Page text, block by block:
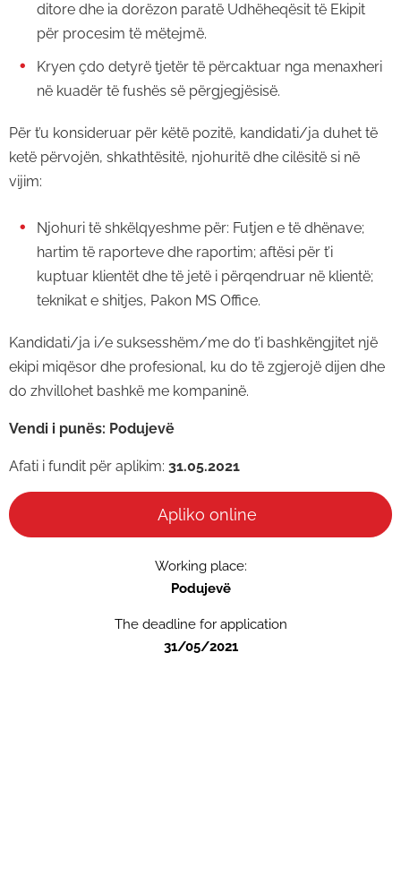
ditore dhe ia dorëzon paratë Udhëheqësit të Ekipit
për procesim të mëtejmë.
Kryen çdo detyrë tjetër të përcaktuar nga menaxheri
në kuadër të fushës së përgjegjësisë.
Për t’u konsideruar për këtë pozitë, kandidati/ja duhet të
ketë përvojën, shkathtësitë, njohuritë dhe cilësitë si në
vijim:
Njohuri të shkëlqyeshme për: Futjen e të dhënave;
hartim të raporteve dhe raportim; aftësi për t’i
kuptuar klientët dhe të jetë i përqendruar në klientë;
teknikat e shitjes, Pakon MS Office.
Kandidati/ja i/e suksesshëm/me do t’i bashkëngjitet një
ekipi miqësor dhe profesional, ku do të zgjerojë dijen dhe
do zhvillohet bashkë me kompaninë.
Vendi i punës: Podujevë
Afati i fundit për aplikim: 31.05.2021
Apliko online
Working place:
Podujevë
The deadline for application
31/05/2021